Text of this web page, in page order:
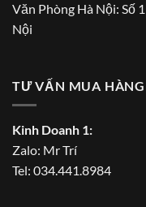
Văn Phòng Hà Nội: Số
Nội
TƯ VẤN MUA HÀNG
Kinh Doanh 1:
Zalo: Mr Trí
Tel: 034.441.8984